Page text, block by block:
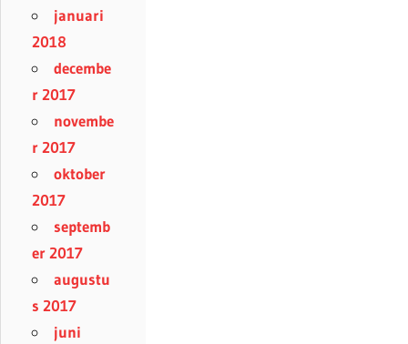
januari
2018
decembe
r 2017
novembe
r 2017
oktober
2017
septemb
er 2017
augustu
s 2017
juni